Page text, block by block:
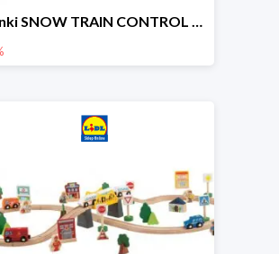
Sanki SNOW TRAIN CONTROL -25%